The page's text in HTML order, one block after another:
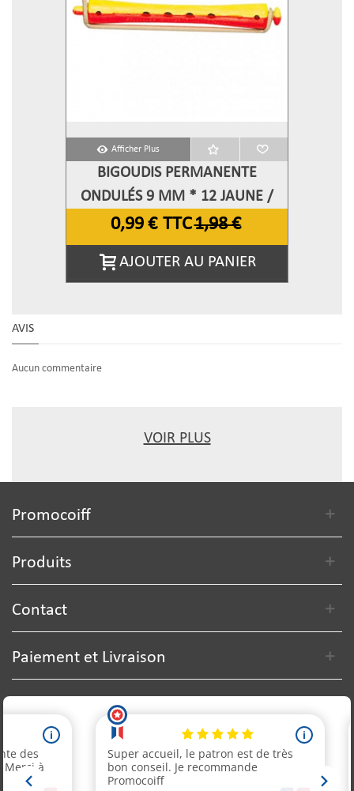
Afficher Plus
BIGOUDIS PERMANENTE
ONDULÉS 9 MM * 12 JAUNE /
ROUGE
0,99 € TTC1,98 €
AJOUTER AU PANIER
AVIS
Aucun commentaire
VOIR PLUS
Promocoiff
Produits
Contact
Paiement et Livraison